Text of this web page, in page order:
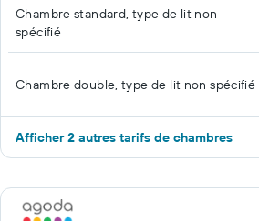
Chambre standard, type de lit non
spécifié
Chambre double, type de lit non spécifié
Afficher 2 autres tarifs de chambres